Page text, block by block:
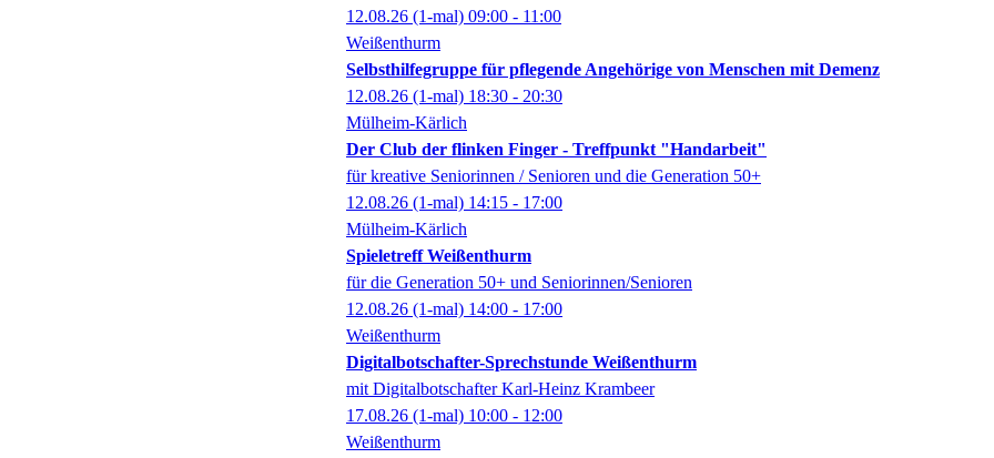
12.08.26 (1-mal) 09:00 - 11:00
Weißenthurm
Selbsthilfegruppe für pflegende Angehörige von Menschen mit Demenz
12.08.26 (1-mal) 18:30 - 20:30
Mülheim-Kärlich
Der Club der flinken Finger - Treffpunkt "Handarbeit"
für kreative Seniorinnen / Senioren und die Generation 50+
12.08.26 (1-mal) 14:15 - 17:00
Mülheim-Kärlich
Spieletreff Weißenthurm
für die Generation 50+ und Seniorinnen/Senioren
12.08.26 (1-mal) 14:00 - 17:00
Weißenthurm
Digitalbotschafter-Sprechstunde Weißenthurm
mit Digitalbotschafter Karl-Heinz Krambeer
17.08.26 (1-mal) 10:00 - 12:00
Weißenthurm